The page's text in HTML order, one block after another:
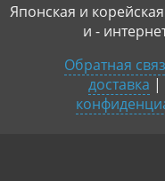
Японская и
и -
Обратная
доставка |